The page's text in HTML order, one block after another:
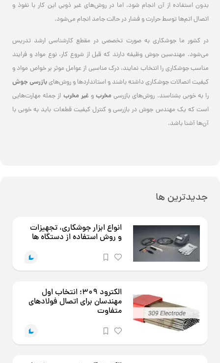
بدون استفاده از آن انجام شود. اما در روش‌های غیر ذوبی این کار با نفوذ و
اتصال اتم‌ها توسط حرارت و فشار در حالت جامد انجام می‌شود.
در کشور ما جوشکاری به صورت تخصصی در مقطع کارشناسی ارشد تدریس
می‌شود. مهندسین جوش وظیفه دارند که قبل از شروع کار، نوع مواد و فرایند
مناسب جوشکاری را انتخاب نمایند، درک مناسبی از عوامل موثر بر خواص مواد و
کیفیت اتصالات جوشکاری داشته باشند و استانداردها و روش‌هایبازرسی جوش
را به خوبی بشناسند. روش‌های بازرسی مخربو غیر مخرب از جمله مهارت‌هایی
است که یک مهندس جوش در بازرسی و کنترل کیفیت قطعات باید به خوبی با
آن‌ها آشنا باشد.
جدیدترین ها
انواع ابزار جوشکاری، تجهیزات
و روش استفاده از دستگاه ها
الکترود 309؛ انتخاب اول
مهندسان برای اتصال فولادهای
متفاوت